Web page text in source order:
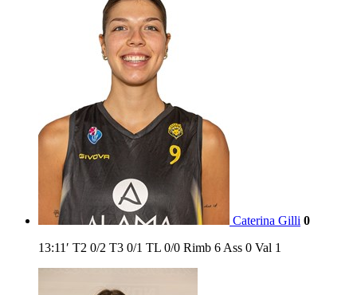
Caterina Gilli 0
13:11′ T2 0/2 T3 0/1 TL 0/0 Rimb 6 Ass 0 Val 1